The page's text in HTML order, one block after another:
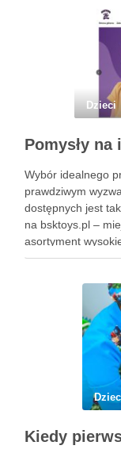
Dzieci
Wybór idealnego
prawdziwym
dostępnych jest
na bsktoys.pl –
asortyment
bezpieczeństwa i